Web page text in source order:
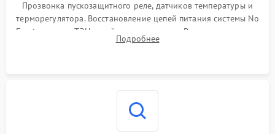
Прозвонка пускозащитного реле, датчиков температуры и
терморегулятора. Восстановление цепей питания системы No
Frost, включая ТЭН оттайки и вентилятор. Ремонт или замена
платы управления при сбоях алгоритмов.
Подробнее